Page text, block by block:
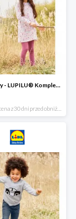
Hit cenowy - LUPILU® Komplet dziewczęcy (sukienka + legginsy)
*najniższa cena z 30 dni przed obniżką